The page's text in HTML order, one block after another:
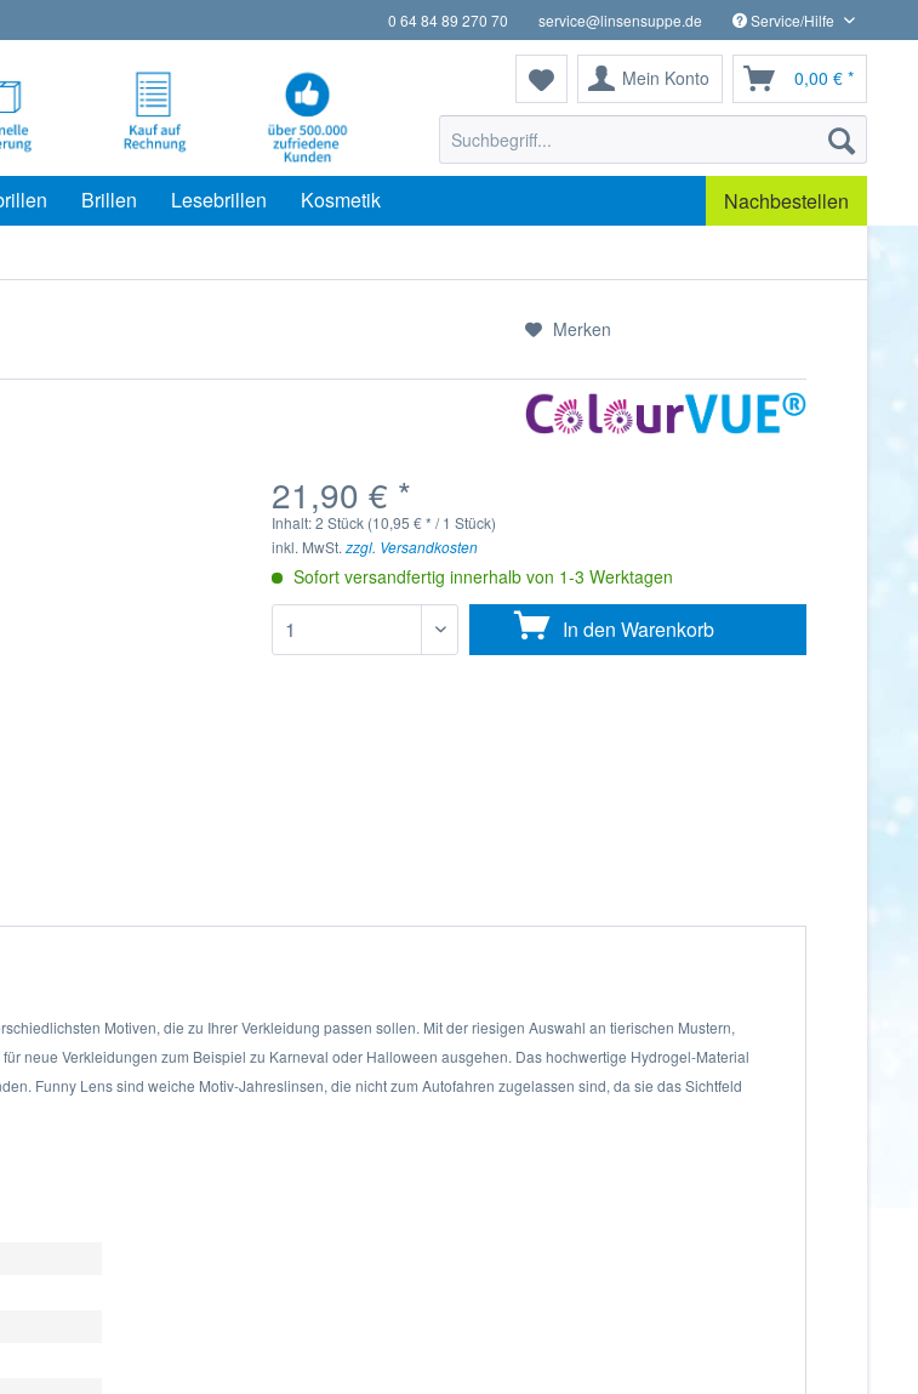
0 64 84 89 270 70 service@linsensuppe.de Service/Hilfe
Mein Konto 0,00 € *
Brillen Lesebrillen Kosmetik Nachbestellen
Merken
21,90 € *
Inhalt:2 Stück (10,95 € * / 1 Stück)
inkl. MwSt.zzgl. Versandkosten
Sofort versandfertig innerhalb von 1-3 Werktagen
In den Warenkorb
Motiven, die zu Ihrer Verkleidung passen sollen. Mit der riesigen Auswahl an tierischen Mustern,
neue Verkleidungen zum Beispiel zu Karneval oder Halloween ausgehen. Das hochwertige Hydrogel-Material
Funny Lens sind weiche Motiv-Jahreslinsen, die nicht zum Autofahren zugelassen sind, da sie das Sichtfeld